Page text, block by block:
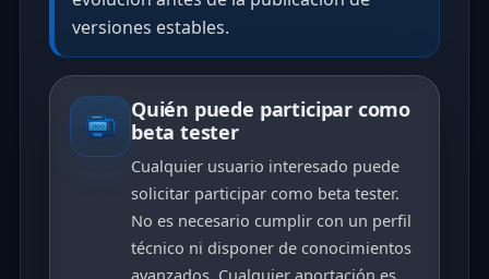
versiones estables.
Quién puede participar como
beta tester
Cualquier usuario interesado puede
solicitar participar como beta tester.
No es necesario cumplir con un perfil
técnico ni disponer de conocimientos